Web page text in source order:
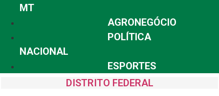
MT
AGRONEGÓCIO
POLÍTICA
NACIONAL
ESPORTES
DISTRITO FEDERAL